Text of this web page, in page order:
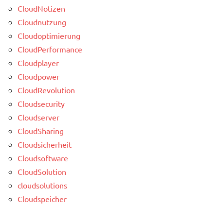
CloudNotizen
Cloudnutzung
Cloudoptimierung
CloudPerformance
Cloudplayer
Cloudpower
CloudRevolution
Cloudsecurity
Cloudserver
CloudSharing
Cloudsicherheit
Cloudsoftware
CloudSolution
cloudsolutions
Cloudspeicher